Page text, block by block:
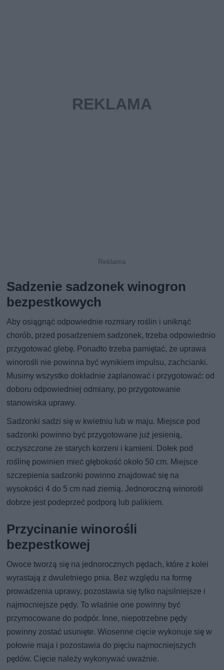
Sadzenie sadzonek winogron
bezpestkowych
Aby osiągnąć odpowiednie rozmiary roślin i uniknąć
chorób, przed posadzeniem sadzonek, trzeba odpowiednio
przygotować glebę. Ponadto trzeba pamiętać, że uprawa
winorośli nie powinna być wynikiem impulsu, zachcianki.
Musimy wszystko dokładnie zaplanować i przygotować: od
doboru odpowiedniej odmiany, po przygotowanie
stanowiska uprawy.
Sadzonki sadzi się w kwietniu lub w maju. Miejsce pod
sadzonki powinno być przygotowane już jesienią,
oczyszczone ze starych korzeni i kamieni. Dołek pod
roślinę powinien mieć głębokość około 50 cm. Miejsce
szczepienia sadzonki powinno znajdować się na
wysokości 4 do 5 cm nad ziemią. Jednoroczną winorośl
dobrze jest podeprzeć podporą lub palikiem.
Przycinanie winorośli
bezpestkowej
Owoce tworzą się na jednorocznych pędach, które z kolei
wyrastają z dwuletniego pnia. Bez względu na formę
prowadzenia uprawy, pozostawia się tylko najsilniejsze i
najmocniejsze pędy. To właśnie one powinny być
przymocowane do podpór. Inne, niepotrzebne pędy
powinny zostać usunięte. Wiosenne cięcie wykonuje się w
połowie maja i pozostawia do pięciu najmocniejszych
pędów. Cięcie należy wykonywać uważnie.